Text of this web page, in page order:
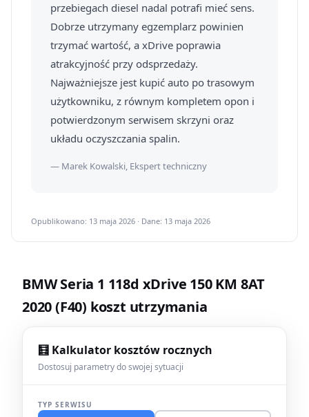
przebiegach diesel nadal potrafi mieć sens.
Dobrze utrzymany egzemplarz powinien
trzymać wartość, a xDrive poprawia
atrakcyjność przy odsprzedaży.
Najważniejsze jest kupić auto po trasowym
użytkowniku, z równym kompletem opon i
potwierdzonym serwisem skrzyni oraz
układu oczyszczania spalin.
— Marek Kowalski, Ekspert techniczny
Opublikowano: 13 maja 2026 · Dane: 13 maja 2026
BMW Seria 1 118d xDrive 150 KM 8AT
2020 (F40) koszt utrzymania
🧮 Kalkulator kosztów rocznych
Dostosuj parametry do swojej sytuacji
TYP SERWISU